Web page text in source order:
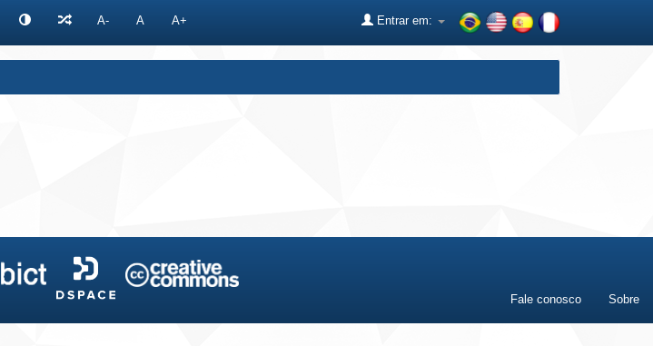
A- A A+ Entrar em:
Fale conosco Sobre